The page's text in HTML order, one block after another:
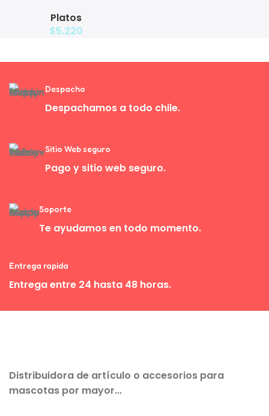
Platos
$5.220
Despacho
Despachamos a todo chile.
Sitio Web seguro
Pago y sitio web seguro.
Soporte
Te ayudamos en todo momento.
Entrega rapida
Entrega entre 24 hasta 48 horas.
Distribuidora de artículo o accesorios para
mascotas por mayor...